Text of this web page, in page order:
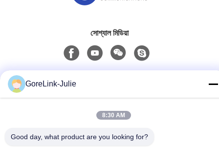
সোশ্যাল মিডিয়া
sales@gorelink.com
GoreLink-Julie
8:30 AM
Good day, what product are you looking for?